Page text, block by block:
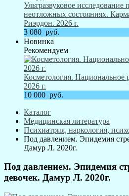
Ультразвуковое
неотложных состояниях.
Риэрдон. 2026 г.
3 080 руб.
Новинка
Рекомендуем
Косметология. Национальное
2026 г.
10 000 руб.
Каталог
Медицинская литература
Психиатрия, наркология,
Под давлением. Эпидемия
Дамур Л. 2020г.
Под давлением. Эпидемия
девочек. Дамур Л. 2020г.